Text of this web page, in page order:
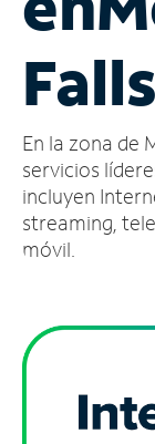
cuenta
Encuentra
tienda
En la zona de
servicios
incluyen
streaming,
móvil.